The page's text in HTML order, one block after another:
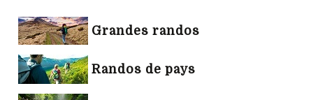
Grandes randos
Randos de pays